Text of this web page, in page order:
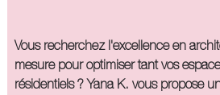
Vous recherchez l'excellence en
mesure pour optimiser tant vos
résidentiels ? Yana K. vous propose